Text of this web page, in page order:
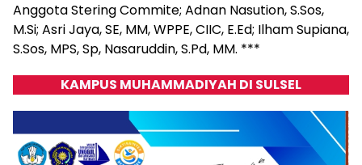
Anggota Stering Commite; Adnan Nasution, S.Sos,
M.Si; Asri Jaya, SE, MM, WPPE, CIIC, E.Ed; Ilham Supiana,
S.Sos, MPS, Sp, Nasaruddin, S.Pd, MM. ***
KAMPUS MUHAMMADIYAH DI SULSEL